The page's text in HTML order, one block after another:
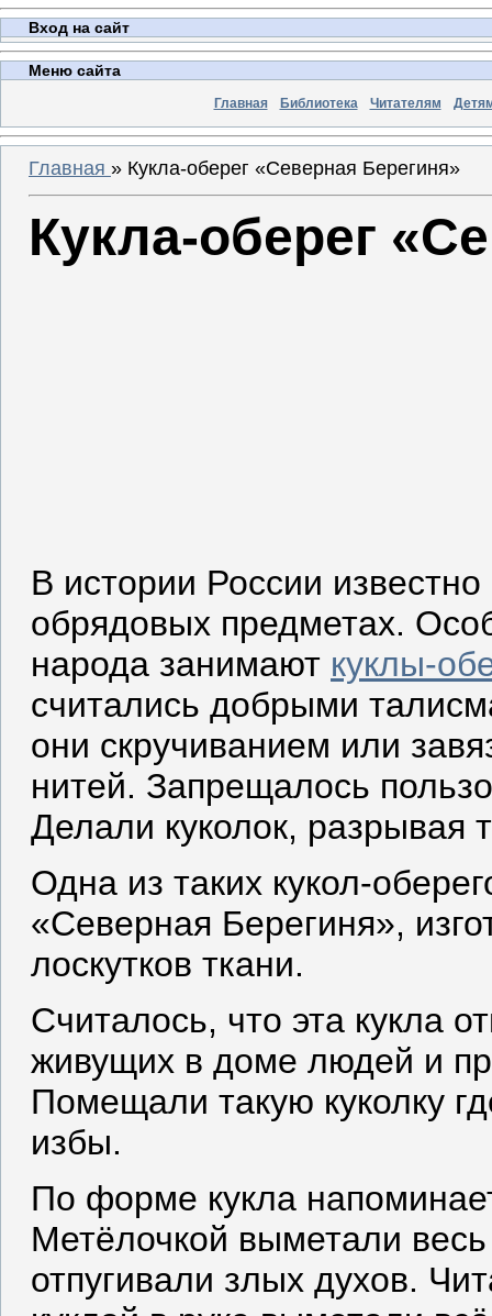
Вход на сайт
Меню сайта
Главная Библиотека Читателям
Главная » Кукла-оберег «Северная Берегиня»
Кукла-оберег
В истории России
обрядовых предметах.
народа занимают куклы-
считались добрыми
они скручиванием или
нитей. Запрещалось
Делали куколок, разрывая
Одна из таких кукол-
«Северная Берегиня»,
лоскутков ткани.
Считалось, что эта кукла
живущих в доме людей и
Помещали такую куколку
избы.
По форме кукла
Метёлочкой выметали
отпугивали злых духов.